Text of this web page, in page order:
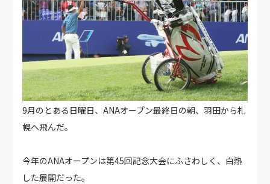
9月のとある日曜日、ANAオープン最終日の朝、羽田から札
幌へ飛んだ。
今年のANAオープンは第45回記念大会にふさわしく、白熱
した展開だった。